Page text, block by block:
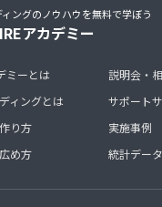
ングのノウハウを無料で学ぼう
アカデミー
ミーとは
ィングとは
り方
め方
説明会・
サポート
実施事例
統計データ